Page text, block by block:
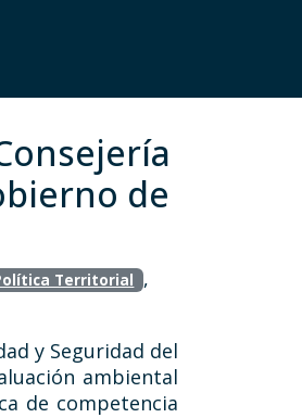
de
Territorial ,
y Seguridad del
ambiental
de competencia